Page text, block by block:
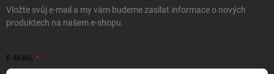
Vložte svůj e-mail a my vám budeme zasílat informace o nových
produktech na našem e-shopu.
E-MAIL